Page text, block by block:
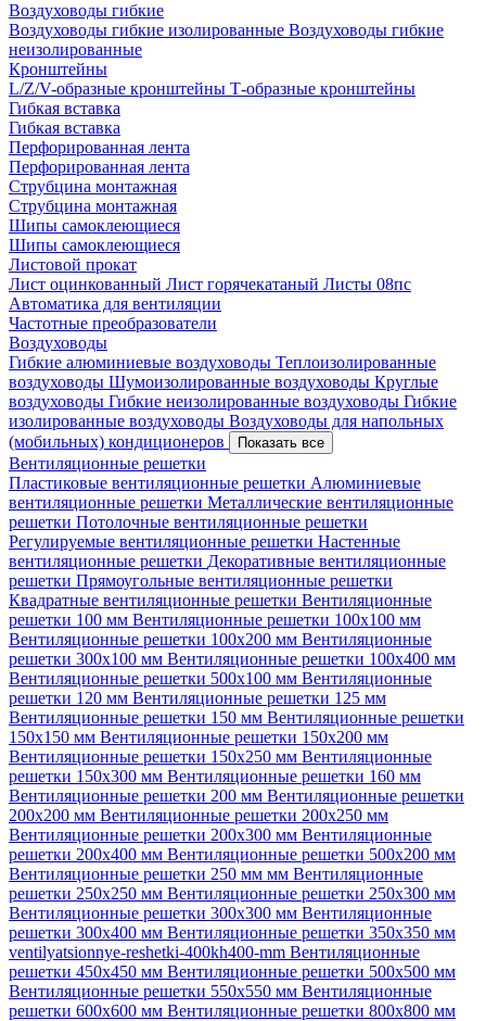
Воздуховоды гибкие
Воздуховоды гибкие изолированные Воздуховоды гибкие
неизолированные
Кронштейны
L/Z/V-образные кронштейны Т-образные кронштейны
Гибкая вставка
Гибкая вставка
Перфорированная лента
Перфорированная лента
Струбцина монтажная
Струбцина монтажная
Шипы самоклеющиеся
Шипы самоклеющиеся
Листовой прокат
Лист оцинкованный Лист горячекатаный Листы 08пс
Автоматика для вентиляции
Частотные преобразователи
Воздуховоды
Гибкие алюминиевые воздуховоды Теплоизолированные
воздуховоды Шумоизолированные воздуховоды Круглые
воздуховоды Гибкие неизолированные воздуховоды Гибкие
изолированные воздуховоды Воздуховоды для напольных
(мобильных) кондиционеров
Показать все
Вентиляционные решетки
Пластиковые вентиляционные решетки Алюминиевые
вентиляционные решетки Металлические вентиляционные
решетки Потолочные вентиляционные решетки
Регулируемые вентиляционные решетки Настенные
вентиляционные решетки Декоративные вентиляционные
решетки Прямоугольные вентиляционные решетки
Квадратные вентиляционные решетки Вентиляционные
решетки 100 мм Вентиляционные решетки 100х100 мм
Вентиляционные решетки 100х200 мм Вентиляционные
решетки 300х100 мм Вентиляционные решетки 100х400 мм
Вентиляционные решетки 500х100 мм Вентиляционные
решетки 120 мм Вентиляционные решетки 125 мм
Вентиляционные решетки 150 мм Вентиляционные решетки
150х150 мм Вентиляционные решетки 150х200 мм
Вентиляционные решетки 150х250 мм Вентиляционные
решетки 150х300 мм Вентиляционные решетки 160 мм
Вентиляционные решетки 200 мм Вентиляционные решетки
200х200 мм Вентиляционные решетки 200х250 мм
Вентиляционные решетки 200х300 мм Вентиляционные
решетки 200х400 мм Вентиляционные решетки 500х200 мм
Вентиляционные решетки 250 мм мм Вентиляционные
решетки 250х250 мм Вентиляционные решетки 250х300 мм
Вентиляционные решетки 300х300 мм Вентиляционные
решетки 300х400 мм Вентиляционные решетки 350х350 мм
ventilyatsionnye-reshetki-400kh400-mm Вентиляционные
решетки 450х450 мм Вентиляционные решетки 500х500 мм
Вентиляционные решетки 550х550 мм Вентиляционные
решетки 600х600 мм Вентиляционные решетки 800х800 мм